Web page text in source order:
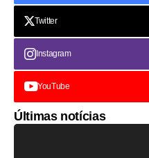
Twitter
Instagram
YouTube
Últimas notícias